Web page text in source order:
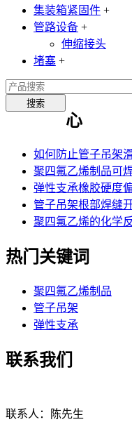
集装箱紧固件 +
管路设备 +
伸缩接头
堵塞 +
心
如何防止管子吊架
聚四氟乙烯制品可
弹性支承橡胶硬度
管子吊架根部焊缝
聚四氟乙烯的化学
热门关键词
聚四氟乙烯制品
管子吊架
弹性支承
联系我们
联系人：陈先生